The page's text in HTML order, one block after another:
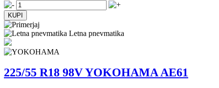
Letna pnevmatika
225/55 R18 98V YOKOHAMA AE61